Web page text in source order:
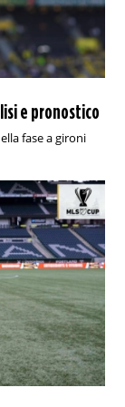
e pronostico
fase a gironi